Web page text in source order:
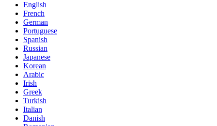
English
French
German
Portuguese
Spanish
Russian
Japanese
Korean
Arabic
Irish
Greek
Turkish
Italian
Danish